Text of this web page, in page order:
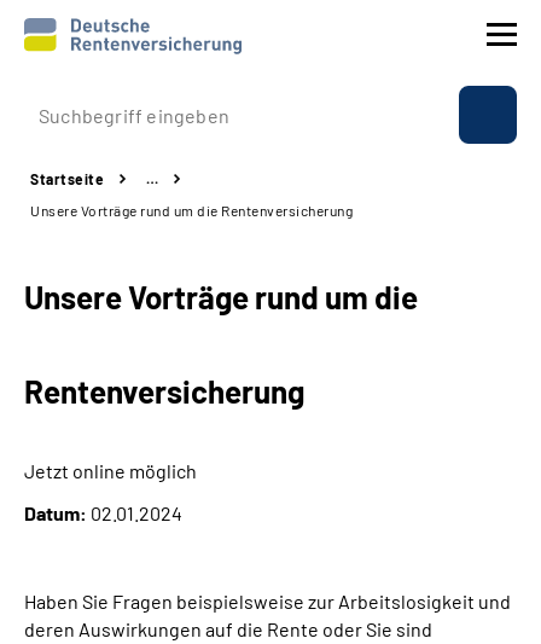
Prävention
Reha
Experten
Über uns & Presse
Suche
Startseite
…
Unsere Vorträge rund um die Rentenversicherung
Unsere Vorträge rund um die
Rentenversicherung
Jetzt online möglich
Datum: 02.01.2024
Haben Sie Fragen beispielsweise zur Arbeitslosigkeit und
deren Auswirkungen auf die Rente oder Sie sind